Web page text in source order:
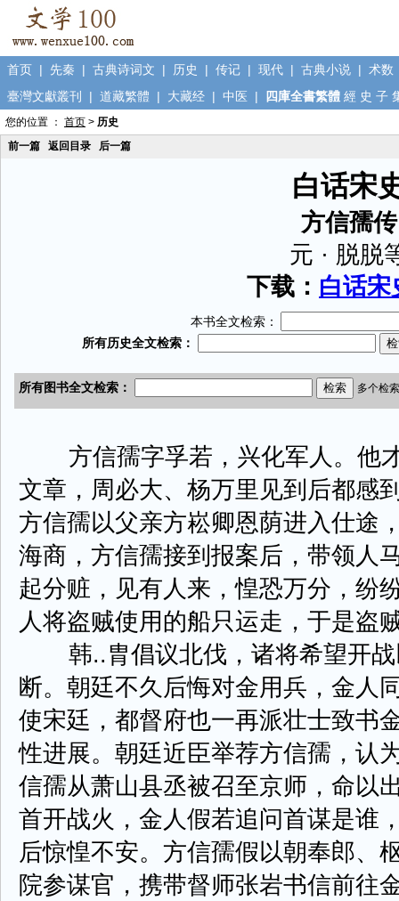
首页 | 先秦 | 古典诗词文 | 历史 | 传记 | 现代 | 古典小说 | 术数
臺灣文獻叢刊
| 道藏繁體 | 大藏经 | 中医 | 四庫全書繁體 經 史 子
您的位置 ： 首页 > 历史
前一篇
返回目录 后一篇
白话宋
方信孺传
元 · 脱脱
下载： 白话
本书全文检索：
方信孺字孚若，兴化军人。他
文章，周必大、杨万里见到后都感
方信孺以父亲方崧卿恩荫进入仕途
海商，方信孺接到报案后，带领人
起分赃，见有人来，惶恐万分，纷
人将盗贼使用的船只运走，于是盗
韩..胄倡议北伐，诸将希望开战
断。朝廷不久后悔对金用兵，金人
使宋廷，都督府也一再派壮士致书
性进展。朝廷近臣举荐方信孺，认
信孺从萧山县丞被召至京师，命以
首开战火，金人假若追问首谋是谁
后惊惶不安。方信孺假以朝奉郎、
院参谋官，携带督师张岩书信前往